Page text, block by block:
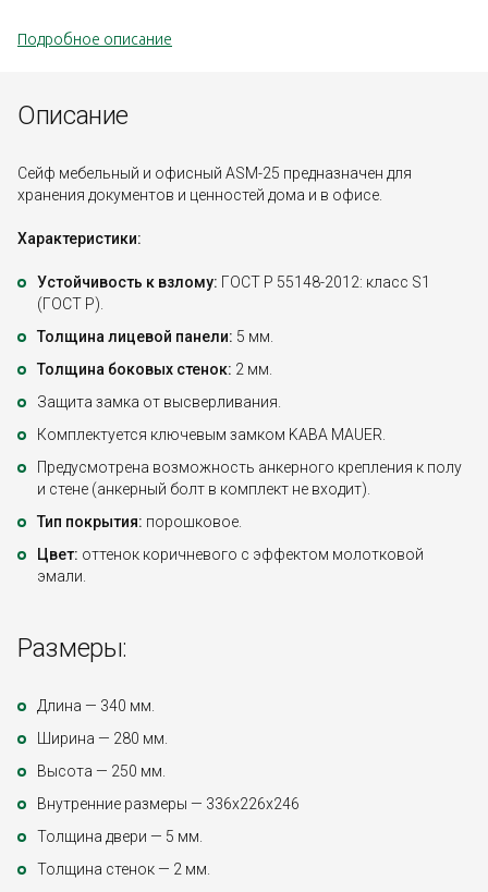
Подробное описание
Описание
Сейф мебельный и офисный ASM-25 предназначен для
хранения документов и ценностей дома и в офисе.
Характеристики:
Устойчивость к взлому: ГОСТ Р 55148-2012: класс S1
(ГОСТ Р).
Толщина лицевой панели: 5 мм.
Толщина боковых стенок: 2 мм.
Защита замка от высверливания.
Комплектуется ключевым замком KABA MAUER.
Предусмотрена возможность анкерного крепления к полу
и стене (анкерный болт в комплект не входит).
Тип покрытия: порошковое.
Цвет: оттенок коричневого с эффектом молотковой
эмали.
Размеры:
Длина — 340 мм.
Ширина — 280 мм.
Высота — 250 мм.
Внутренние размеры — 336х226х246
Толщина двери — 5 мм.
Толщина стенок — 2 мм.